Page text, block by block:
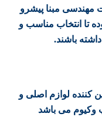
مهندسی مبنا پیشرو
تا انتخاب مناسب و
باشند.
کننده لوازم اصلی و
وکیوم می باشد